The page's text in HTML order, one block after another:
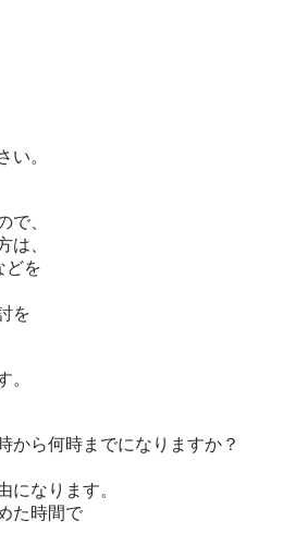
い。
で、
は、
どを
を
。
から何時までになりますか？
になります。
た時間で